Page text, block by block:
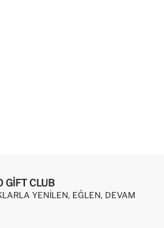
GIFT CLUB
YENILEN, EĞLEN, DEVAM